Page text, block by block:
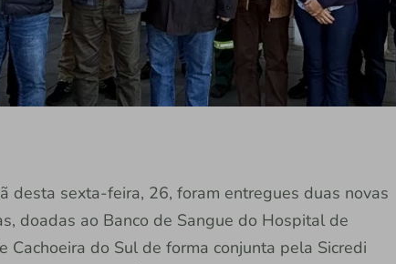
desta sexta-feira, 26, foram entregues duas novas
doadas ao Banco de Sangue do Hospital de
Cachoeira do Sul de forma conjunta pela Sicredi